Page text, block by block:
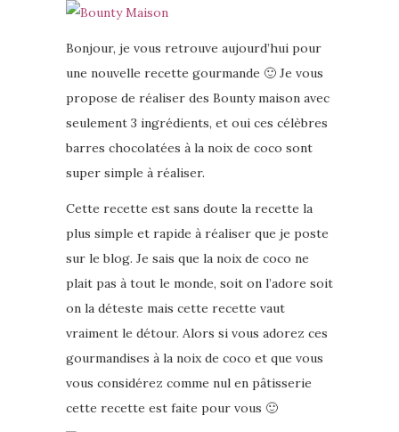
Bonjour, je vous retrouve aujourd’hui pour
une nouvelle recette gourmande 🙂 Je vous
propose de réaliser des Bounty maison avec
seulement 3 ingrédients, et oui ces célèbres
barres chocolatées à la noix de coco sont
super simple à réaliser.
Cette recette est sans doute la recette la
plus simple et rapide à réaliser que je poste
sur le blog. Je sais que la noix de coco ne
plait pas à tout le monde, soit on l’adore soit
on la déteste mais cette recette vaut
vraiment le détour. Alors si vous adorez ces
gourmandises à la noix de coco et que vous
vous considérez comme nul en pâtisserie
cette recette est faite pour vous 🙂